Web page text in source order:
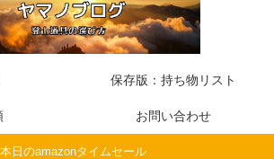
保存版：持ち物リスト
お問い合わせ
本日のamazonタイムセール